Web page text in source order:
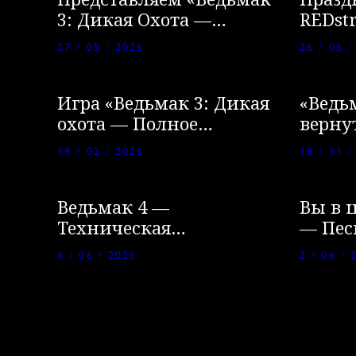
3: Дикая Охота —
Баллады прошлого»
27 / 05 / 2026 26 / 05 /
Игра «Ведьмак 3: Дикая
охота — Полное
издание» снова доступна
19 / 02 / 2026 18 / 11 /
Ведьмак 4 —
Техническая
демонстрация игры на
4 / 06 / 2025
Вы в
—
2 / 06 /